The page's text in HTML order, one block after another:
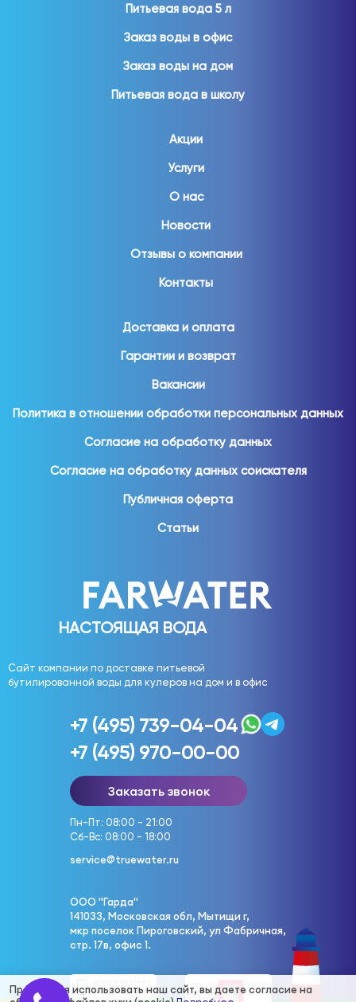
НАСТОЯЩАЯ ВОДА
Сайт компании по доставке питьевой
бутилированной воды для кулеров на дом и в офис
Питьевая вода 5 л
Заказ воды в офис
Заказ воды на дом
Питьевая вода в школу
Акции
Услуги
О нас
Новости
Отзывы о компании
Контакты
Доставка и оплата
Гарантии и возврат
Вакансии
Политика в отношении обработки персональных данных
Согласие на обработку данных
Согласие на обработку данных соискателя
Публичная оферта
Статьи
+7 (495) 739-04-04
+7 (495) 970-00-00
Заказать звонок
Пн-Пт: 08:00 - 21:00
Сб-Вс: 08:00 - 18:00
service@truewater.ru
ООО "Гарда"
141033, Московская обл, Мытищи г,
мкр поселок Пироговский, ул Фабричная,
стр. 17в, офис 1.
Продолжая использовать наш сайт, вы даете согласие на